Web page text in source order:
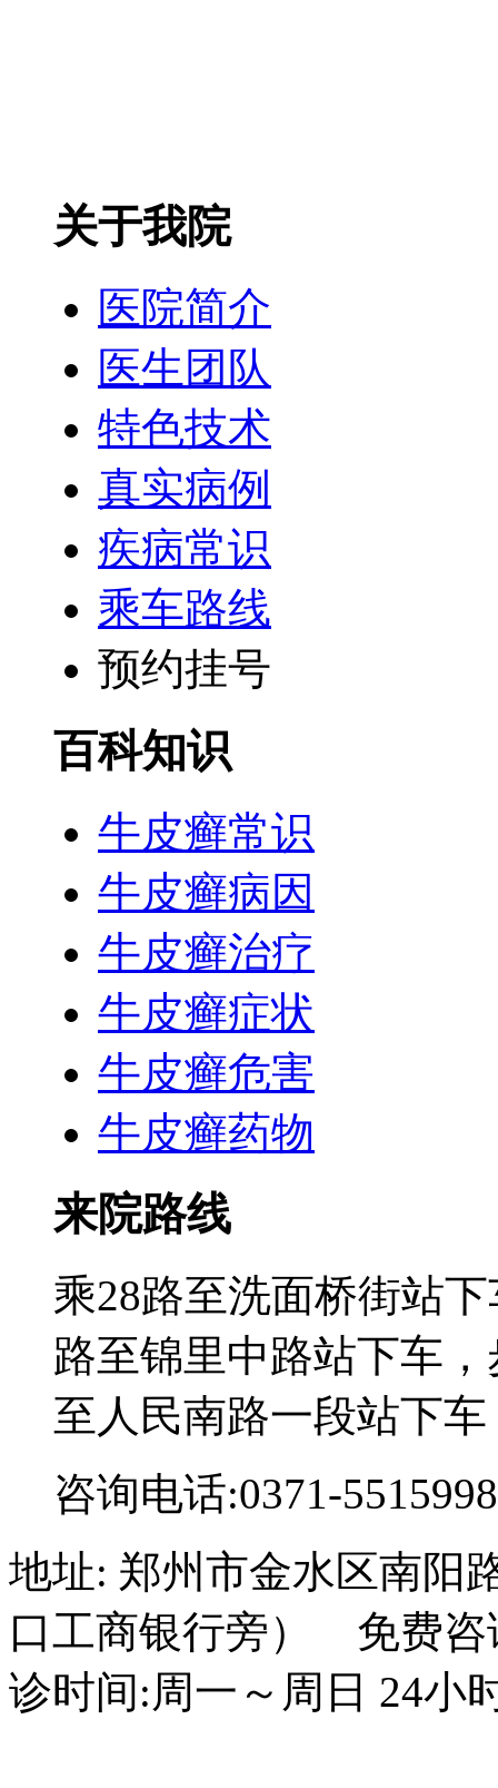
关于我院
医院简介
医生团队
特色技术
真实病例
疾病常识
乘车路线
预约挂号
百科知识
牛皮癣常识
牛皮癣病因
牛皮癣治疗
牛皮癣症状
牛皮癣危害
牛皮癣药物
来院路线
乘28路至洗面桥街站
路至锦里中路站下车
至人民南路一段站下
咨询电话:0371-
地址: 郑州市金水区南阳
口工商银行旁） 免费咨
诊时间:周一～周日 24小